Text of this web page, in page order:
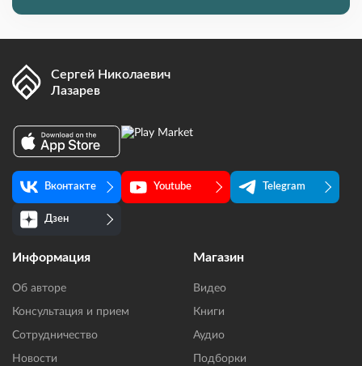
Сергей Николаевич
Лазарев
Вконтакте Youtube Telegram
Дзен
Информация
Об авторе
Консультация и прием
Сотрудничество
Новости
Магазин
Видео
Книги
Аудио
Подборки